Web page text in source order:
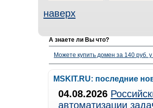
наверх
А знаете ли Вы что?
Можете купить домен за 140 руб.
MSKIT.RU: последние
04.08.2026
автоматизации